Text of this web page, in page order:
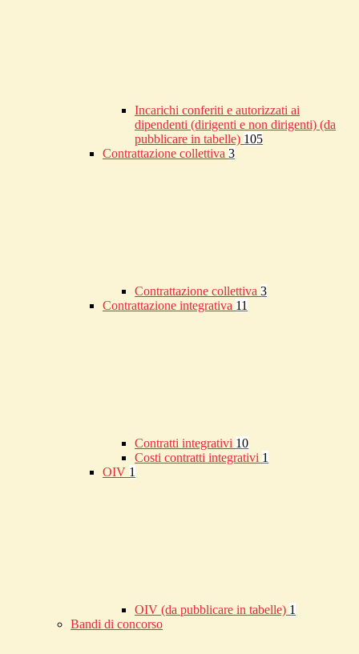
Incarichi conferiti e autorizzati ai
dipendenti (dirigenti e non dirigenti) (da
pubblicare in tabelle) 105
Contrattazione collettiva 3
Contrattazione collettiva 3
Contrattazione integrativa 11
Contratti integrativi 10
Costi contratti integrativi 1
OIV 1
OIV (da pubblicare in tabelle) 1
Bandi di concorso